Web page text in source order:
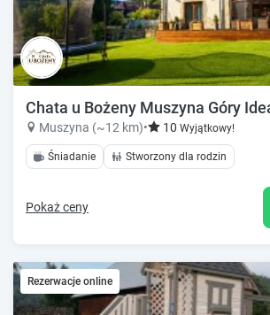
Chata u Bożeny Muszyna Góry
Muszyna (~12 km)• 10 Wyjątkowy!
Śniadanie Stworzony dla rodzin
Pokaż ceny
Rezerwacje online